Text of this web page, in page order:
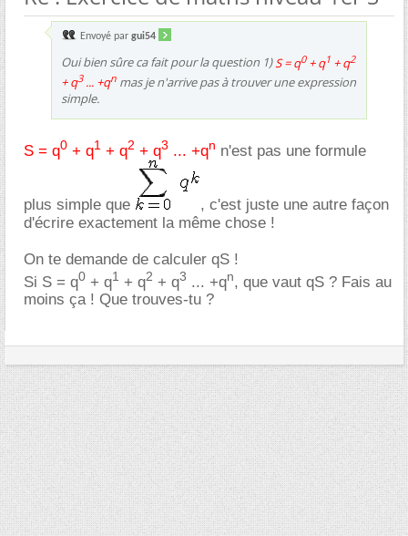
Envoyé par gui54
Oui bien sûre ca fait pour la question 1)S = q0+ q1 + q2
+ q3... +qn mas je n'arrive pas à trouver une expression
simple.
S = q0 + q1 + q2 + q3 ... +qn n'est pas une formule
plus simple que
, c'est juste une autre façon
d'écrire exactement la même chose !
On te demande de calculer qS !
Si S = q0 + q1 + q2 + q3 ... +qn, que vaut qS ? Fais au
moins ça ! Que trouves-tu ?